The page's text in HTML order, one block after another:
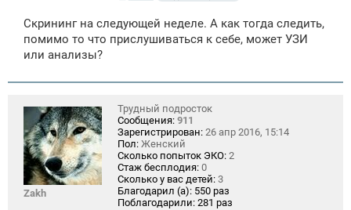
б
щ
е
Скрининг на следующей неделе. А как тогда следить,
помимо то что прислушиваться к себе, может УЗИ
или анализы?
Zakh
Трудный подросток
Сообщения: 911
Зарегистрирован: 26 апр 2016, 15:14
Пол: Женский
Сколько попыток ЭКО: 2
Стаж бесплодия: 0
Сколько у вас детей: 3
Благодарил (а): 550 раз
Поблагодарили: 281 раз